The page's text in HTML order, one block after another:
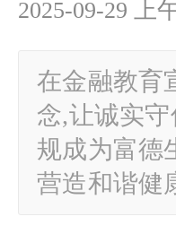
2025-09-29
在金融教育
念,让诚实
规成为富德
营造和谐健